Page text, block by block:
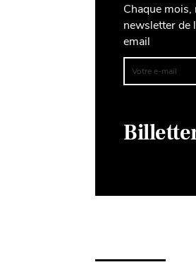
Chaque mois,
newsletter de
email